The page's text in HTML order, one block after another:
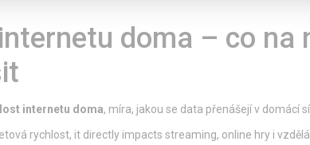
doma – co na
internetu doma, míra, jakou se data přenášejí v domácí
rychlost, it directly impacts streaming, online hry i